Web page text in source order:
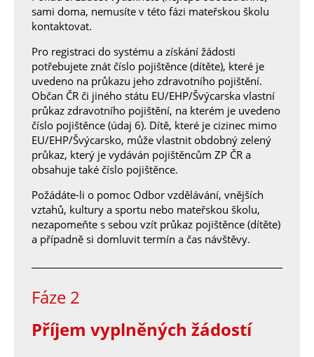
sami doma, nemusíte v této fázi mateřskou školu
kontaktovat.
Pro registraci do systému a získání žádosti
potřebujete znát číslo pojištěnce (dítěte), které je
uvedeno na průkazu jeho zdravotního pojištění.
Občan ČR či jiného státu EU/EHP/Švýcarska vlastní
průkaz zdravotního pojištění, na kterém je uvedeno
číslo pojištěnce (údaj 6). Dítě, které je cizinec mimo
EU/EHP/Švýcarsko, může vlastnit obdobný zelený
průkaz, který je vydáván pojištěncům ZP ČR a
obsahuje také číslo pojištěnce.
Požádáte-li o pomoc Odbor vzdělávání, vnějších
vztahů, kultury a sportu nebo mateřskou školu,
nezapomeňte s sebou vzít průkaz pojištěnce (dítěte)
a případně si domluvit termín a čas návštěvy.
Fáze 2
Příjem vyplněných žádostí